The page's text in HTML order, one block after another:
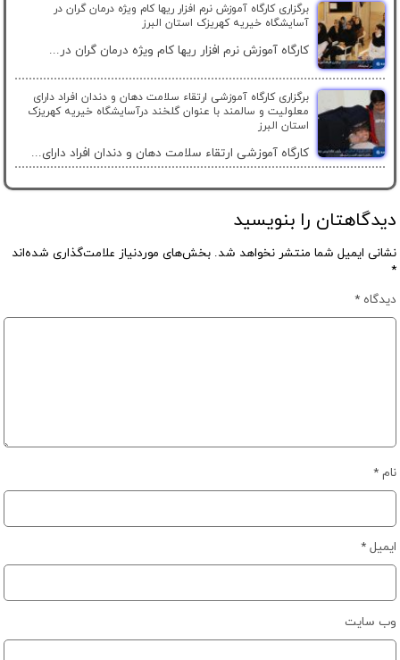
برگزاری کارگاه آموزش نرم افزار ریها کام ویژه درمان گران در
آسایشگاه خیریه کهریزک استان البرز
کارگاه آموزش نرم افزار ریها کام ویژه درمان گران در...
برگزاری کارگاه آموزشی ارتقاء سلامت دهان و دندان افراد دارای
معلولیت و سالمند با عنوان گلخند درآسایشگاه خیریه کهریزک
استان البرز
کارگاه آموزشی ارتقاء سلامت دهان و دندان افراد دارای...
دیدگاهتان را بنویسید
نشانی ایمیل شما منتشر نخواهد شد. بخش‌های موردنیاز علامت‌گذاری شده‌اند
*
دیدگاه*
نام*
ایمیل*
وب‌ سایت